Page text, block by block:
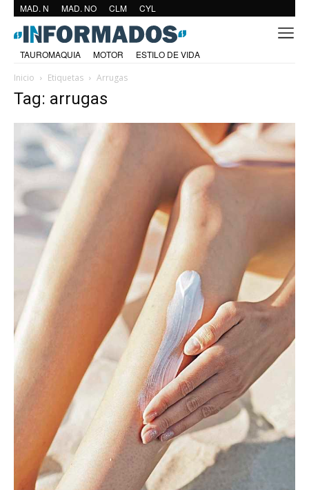
MAD. N MAD. NO CLM CYL
TAUROMAQUIA MOTOR
ESTILO DE VIDA
Inicio
Etiquetas Arrugas
Tag: arrugas